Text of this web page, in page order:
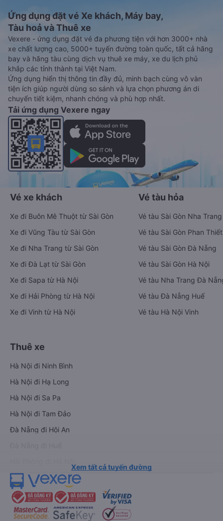
Ứng dụng đặt vé Xe khách, Máy bay,
Tàu hoả và Thuê xe
Vexere - ứng dụng đặt vé đa phương tiện với hơn 3000+ nhà
xe chất lượng cao, 5000+ tuyến đường toàn quốc, tất cả hãng
bay và hãng tàu cùng dịch vụ thuê xe máy, xe du lịch phủ
khắp các tỉnh thành tại Việt Nam.
Ứng dụng hiển thị thông tin đầy đủ, minh bạch cùng vô vàn
tiện ích giúp người dùng so sánh và lựa chọn phương án di
chuyển tiết kiệm, nhanh chóng và phù hợp nhất.
Tải ứng dụng Vexere ngay
Vé xe khách
Xe đi Buôn Mê Thuột từ Sài Gòn
Xe đi Vũng Tàu từ Sài Gòn
Xe đi Nha Trang từ Sài Gòn
Xe đi Đà Lạt từ Sài Gòn
Xe đi Sapa từ Hà Nội
Xe đi Hải Phòng từ Hà Nội
Xe đi Vinh từ Hà Nội
Vé tàu hỏa
Vé tàu Sài Gòn Nha Trang
Vé tàu Sài Gòn Phan Thiết
Vé tàu Sài Gòn Đà Nẵng
Vé tàu Sài Gòn Hà Nội
Vé tàu Nha Trang Đà
Vé tàu Đà Nẵng Huế
Vé tàu Hà Nội Vinh
Thuê xe
Hà Nội đi Ninh Bình
Hà Nội đi Hạ Long
Hà Nội đi Sa Pa
Hà Nội đi Tam Đảo
Đà Nẵng đi Hội An
Xem tất cả tuyến đường